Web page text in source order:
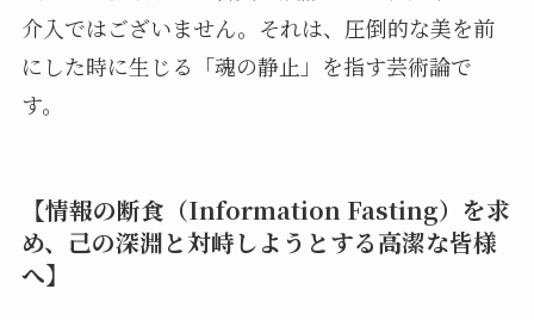
介入ではございません。それは、圧倒的な美を前
にした時に生じる「魂の静止」を指す芸術論で
す。
【情報の断食（Information Fasting）を求
め、己の深淵と対峙しようとする高潔な皆様
へ】